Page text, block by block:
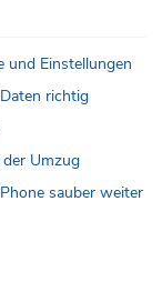
und Einstellungen
richtig
Umzug
sauber weiter